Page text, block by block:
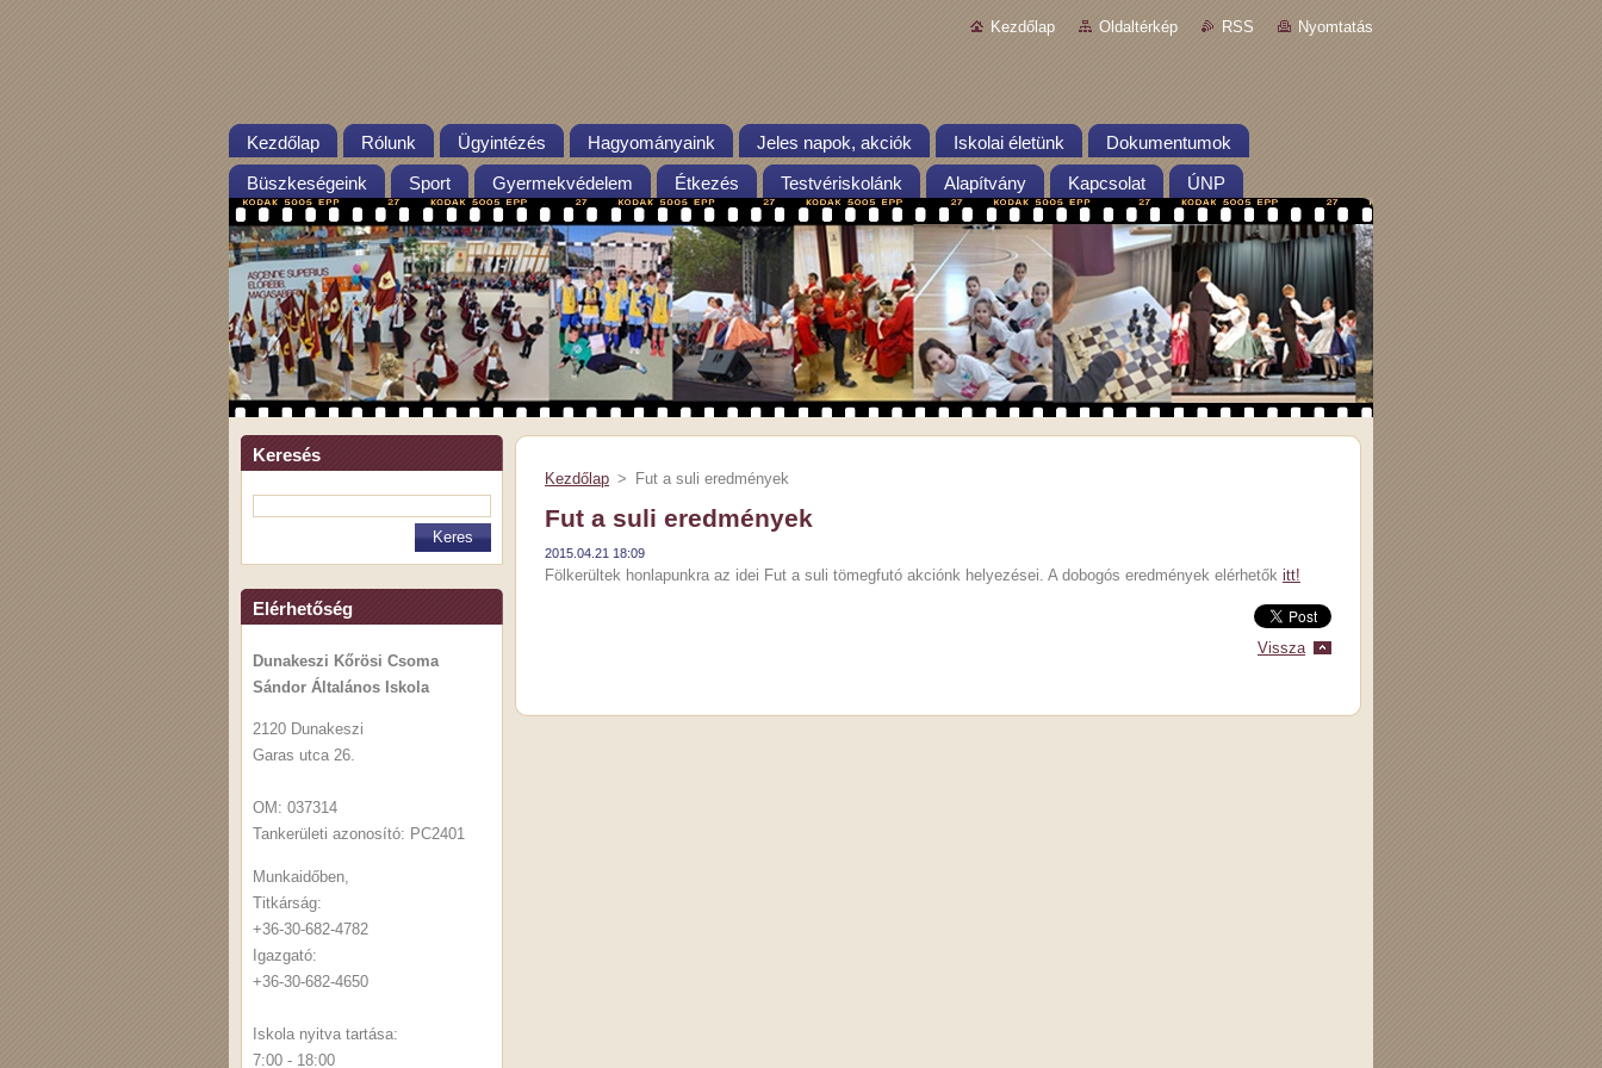
Kezdőlap Oldaltérkép RSS Nyomtatás
Kezdőlap Rólunk Ügyintézés Hagyományaink Jeles napok, akciók Iskolai életünk Dokumentumok
Büszkeségeink Sport Gyermekvédelem Étkezés Testvériskolánk Alapítvány Kapcsolat ÚNP
Keresés
Elérhetőség
Dunakeszi Kőrösi Csoma
Sándor Általános Iskola
2120 Dunakeszi
Garas utca 26.
OM: 037314
Tankerületi azonosító: PC2401
Munkaidőben,
Titkárság:
+36-30-682-4782
Igazgató:
+36-30-682-4650
Iskola nyitva tartása:
7:00 - 18:00
Kezdőlap > Fut a suli eredmények
Fut a suli eredmények
2015.04.21 18:09
Fölkerültek honlapunkra az idei Fut a suli tömegfutó akciónk helyezései. A dobogós eredmények elérhetők itt!
Vissza